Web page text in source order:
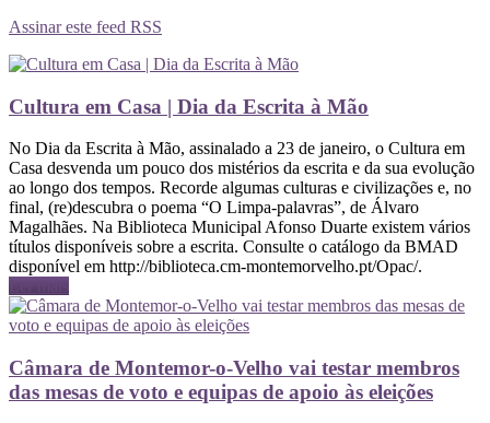
Assinar este feed RSS
Cultura em Casa | Dia da Escrita à Mão
No Dia da Escrita à Mão, assinalado a 23 de janeiro, o Cultura em
Casa desvenda um pouco dos mistérios da escrita e da sua evolução
ao longo dos tempos. Recorde algumas culturas e civilizações e, no
final, (re)descubra o poema “O Limpa-palavras”, de Álvaro
Magalhães. Na Biblioteca Municipal Afonso Duarte existem vários
títulos disponíveis sobre a escrita. Consulte o catálogo da BMAD
disponível em http://biblioteca.cm-montemorvelho.pt/Opac/.
Ler mais
Câmara de Montemor-o-Velho vai testar membros
das mesas de voto e equipas de apoio às eleições